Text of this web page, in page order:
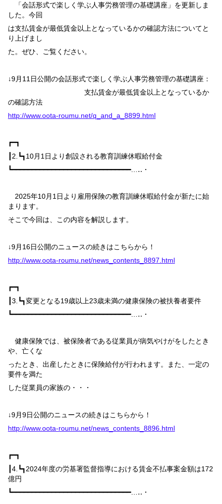
「会話形式で楽しく学ぶ人事労務管理の基礎講座」を更新しま
した。今回
は支払賃金が最低賃金以上となっているかの確認方法についてと
り上げまし
た。ぜひ、ご覧ください。
↓9月 11 日公開の会話形式で楽しく学ぶ人事労務管理の基礎講座：
支払賃金が最低賃金以上となっているか
の確認方法
http://www.oota-roumu.net/q_and_a_8899.html
┏━┓
2. ┗┓10月 1 日より創設される教育訓練休暇給付金
┗━━━━━━━━━━━━━━━━━━━━━━━━━━━━━━…‥・
2025年10月 1日より雇用保険の教育訓練休暇給付金が新たに始
まります。
そこで今回は、この内容を解説します。
↓9月 16日公開のニュースの続きはこちらから！
http://www.oota-roumu.net/news_contents_8897.html
┏━┓
3. ┗┓変更となる19歳以上23歳未満の健康保険の被扶養者要件
┗━━━━━━━━━━━━━━━━━━━━━━━━━━━━━━…‥・
健康保険では、被保険者である従業員が病気やけがをしたとき
や、亡くな
ったとき、出産したときに保険給付が行われます。また、一定の
要件を満た
した従業員の家族の・・・
↓9月9日公開のニュースの続きはこちらから！
http://www.oota-roumu.net/news_contents_8896.html
┏━┓
4. ┗┓2024年度の労基署監督指導における賃金不払事案金額は172
億円
┗━━━━━━━━━━━━━━━━━━━━━━━━━━━━━━…‥・